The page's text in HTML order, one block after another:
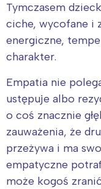
Tymczasem
ciche, wycofane i
energiczne,
charakter.
Empatia nie
ustępuje albo
o coś znacznie
zauważenia, że
przeżywa i ma
empatyczne
może kogoś